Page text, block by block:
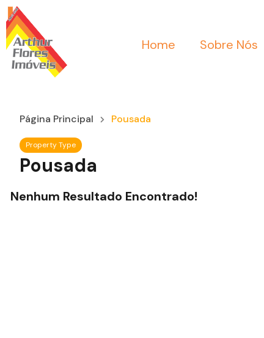
Home Sobre Nós
Página Principal Pousada
Property Type
Pousada
Nenhum Resultado Encontrado!